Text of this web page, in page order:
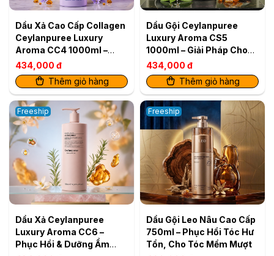
Dầu Xả Cao Cấp Collagen
Ceylanpuree Luxury
Aroma CC4 1000ml –
Kiểm Soát Dầu
434,000 đ
Thêm giỏ hàng
Dầu Gội Ceylanpuree
Luxury Aroma CS5
1000ml – Giải Pháp Cho
Da Đầu Gàu Ngứa, Tóc
Khô Xơ
434,000 đ
Thêm giỏ hàng
Freeship
Dầu Xả Ceylanpuree
Luxury Aroma CC6 –
Phục Hồi & Dưỡng Ẩm
Freeship
Dầu Gội Leo Nâu Cao Cấp
750ml – Phục Hồi Tóc Hư
Tổn, Cho Tóc Mềm Mượt